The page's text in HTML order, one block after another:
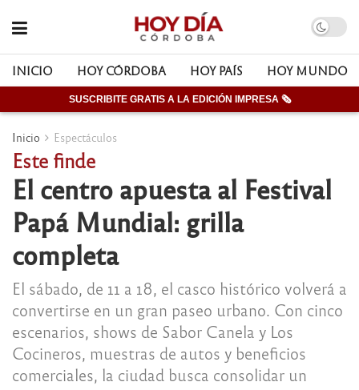
INICIO HOY CÓRDOBA HOY PAÍS HOY MUNDO
SUSCRIBITE GRATIS A LA EDICIÓN IMPRESA 🗞
Inicio Espectáculos
Este finde
El centro apuesta al Festival
Papá Mundial: grilla
completa
El sábado, de 11 a 18, el casco histórico volverá a
convertirse en un gran paseo urbano. Con cinco
escenarios, shows de Sabor Canela y Los
Cocineros, muestras de autos y beneficios
comerciales, la ciudad busca consolidar un